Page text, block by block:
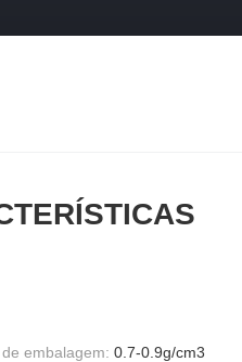
embalagem: 0.7-0.9g/cm3